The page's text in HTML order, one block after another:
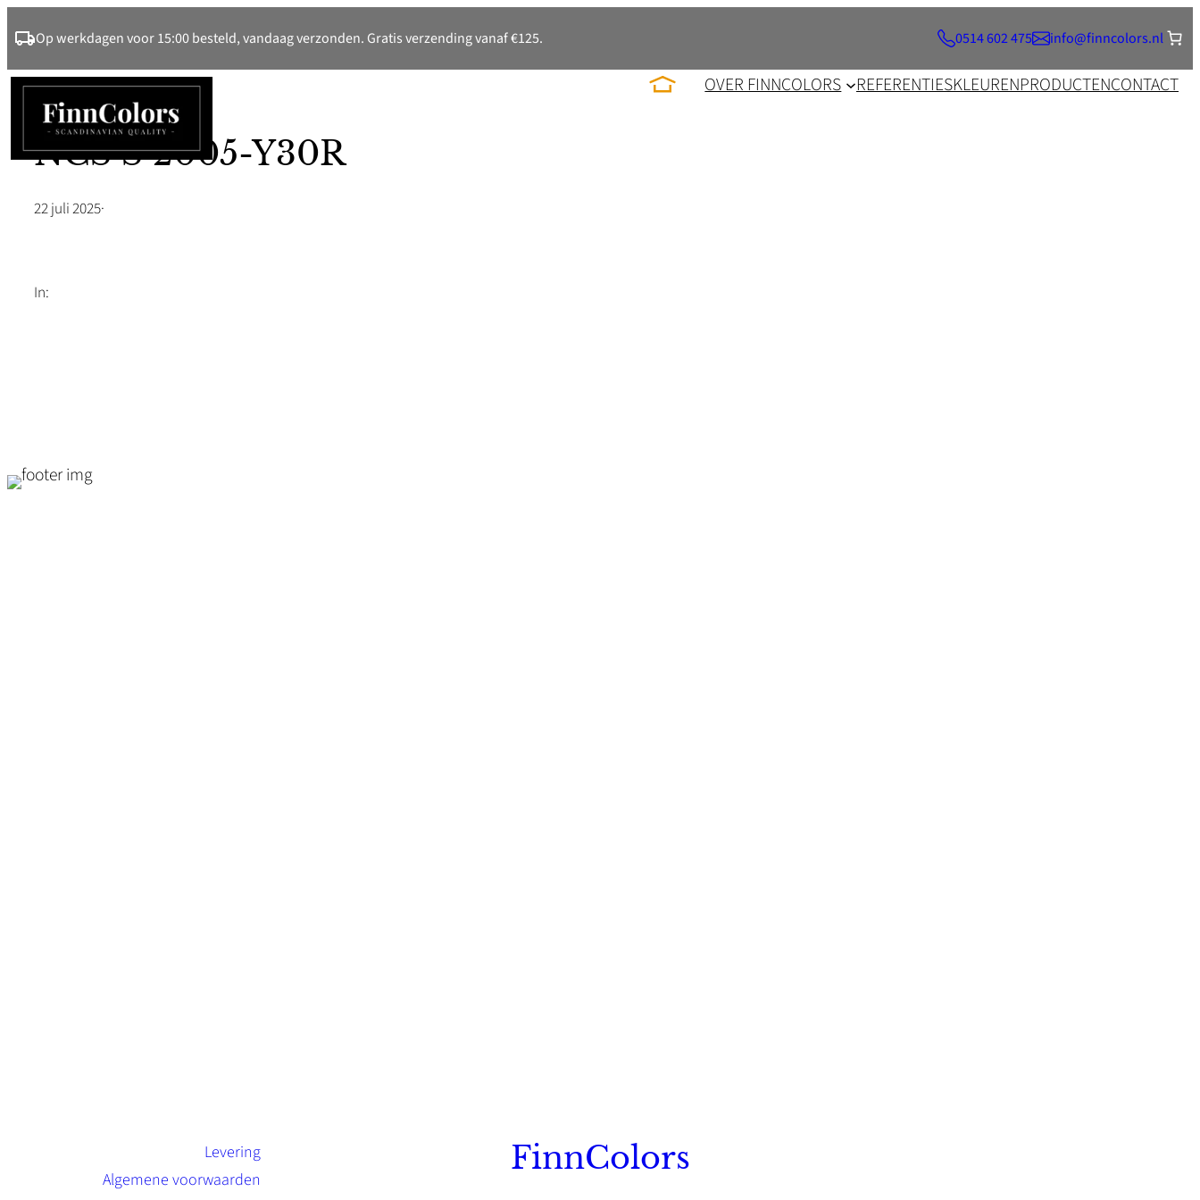
naar
de
inhoud
Op werkdagen voor 15:00 besteld, vandaag verzonden. Gratis verzending vanaf €125. 0514 602 475 info@finncolors.nl
OVER FINNCOLORS REFERENTIESKLEURENPRODUCTENCONTACT
NCS S 2005-Y30R
22 juli 2025·
In:
Levering
Algemene voorwaarden
FinnColors